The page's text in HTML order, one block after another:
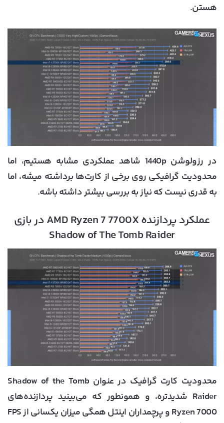
هستن.
در رزولوشن 1440p شاهد عملکردی مشابه هستیم، اما
محدودیت گرافیکی روی برخی از کارت‌ها برداشته میشه، اما
به قدری نیست که نیاز به بررسی بیشتر داشته باشه.
عملکرد پردازنده AMD Ryzen 7 7700X در بازی
Shadow of The Tomb Raider
محدودیت کارت گرافیک در عنوان Shadow of the Tomb
Raider شدیدتره، و همونطور که می‌بینید پردازنده‌های
Ryzen 7000 و پرچمداران اینتل همگی میزان یکسانی از FPS